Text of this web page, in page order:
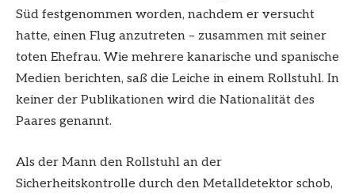
Süd festgenommen worden, nachdem er versucht
hatte, einen Flug anzutreten – zusammen mit seiner
toten Ehefrau. Wie mehrere kanarische und spanische
Medien berichten, saß die Leiche in einem Rollstuhl. In
keiner der Publikationen wird die Nationalität des
Paares genannt.
Als der Mann den Rollstuhl an der
Sicherheitskontrolle durch den Metalldetektor schob,